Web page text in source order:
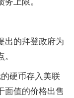
出的拜登政府为
硬币存入美联
面值的价格出售